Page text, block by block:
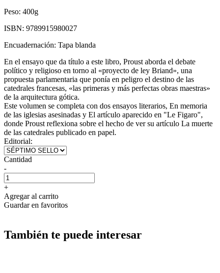
Peso: 400g
ISBN: 9789915980027
Encuadernación: Tapa blanda
En el ensayo que da título a este libro, Proust aborda el debate
político y religioso en torno al «proyecto de ley Briand», una
propuesta parlamentaria que ponía en peligro el destino de las
catedrales francesas, «las primeras y más perfectas obras maestras»
de la arquitectura gótica.
Este volumen se completa con dos ensayos literarios, En memoria
de las iglesias asesinadas y El artículo aparecido en "Le Figaro",
donde Proust reflexiona sobre el hecho de ver su artículo La muerte
de las catedrales publicado en papel.
Editorial:
Cantidad
-
+
Agregar al carrito
Guardar en favoritos
También te puede interesar